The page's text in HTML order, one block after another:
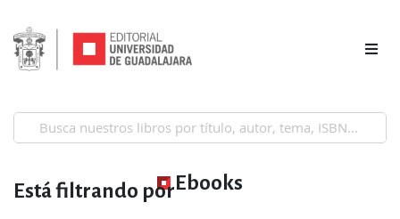
Ebooks
Está filtrando por